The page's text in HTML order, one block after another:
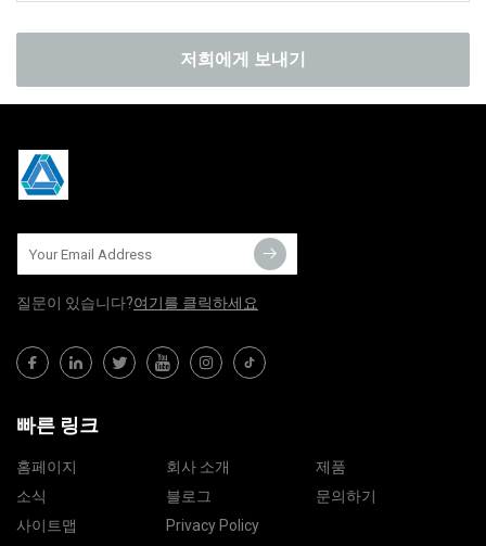
저희에게 보내기
질문이 있습니다?여기를 클릭하세요
빠른 링크
홈페이지 회사 소개
제품
소식
블로그
문의하기
사이트맵
Privacy Policy